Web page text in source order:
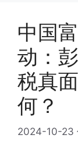
中国
动：
税真
何？
2024-10-23